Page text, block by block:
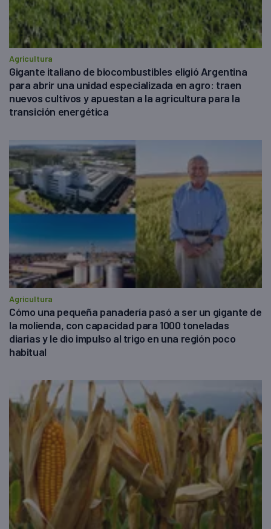
Agricultura
Gigante italiano de biocombustibles eligió Argentina
para abrir una unidad especializada en agro: traen
nuevos cultivos y apuestan a la agricultura para la
transición energética
Agricultura
Cómo una pequeña panadería pasó a ser un gigante de
la molienda, con capacidad para 1000 toneladas
diarias y le dio impulso al trigo en una región poco
habitual